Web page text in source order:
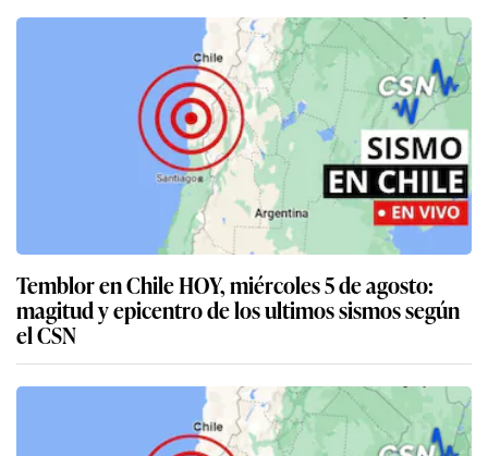
Temblor en Chile HOY, miércoles 5 de agosto:
magitud y epicentro de los ultimos sismos según
el CSN